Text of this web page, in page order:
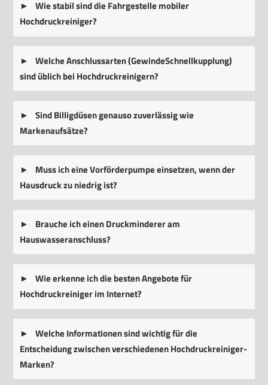
Wie stabil sind die Fahrgestelle mobiler
Hochdruckreiniger?
Welche Anschlussarten (GewindeSchnellkupplung)
sind üblich bei Hochdruckreinigern?
Sind Billigdüsen genauso zuverlässig wie
Markenaufsätze?
Muss ich eine Vorförderpumpe einsetzen, wenn der
Hausdruck zu niedrig ist?
Brauche ich einen Druckminderer am
Hauswasseranschluss?
Wie erkenne ich die besten Angebote für
Hochdruckreiniger im Internet?
Welche Informationen sind wichtig für die
Entscheidung zwischen verschiedenen Hochdruckreiniger-
Marken?